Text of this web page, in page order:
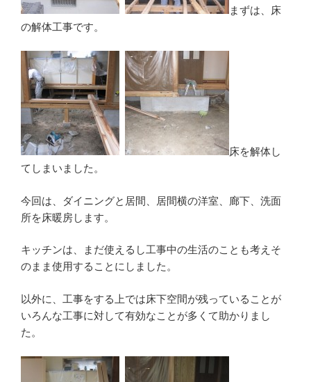
まずは、床
の解体工事です。
床を解体し
てしまいました。
今回は、ダイニングと居間、居間横の洋室、廊下、洗面
所を床暖房します。
キッチンは、まだ使えるし工事中の生活のことも考えそ
のまま使用することにしました。
以外に、工事をする上では床下空間が残っていることが
いろんな工事に対して有効なことが多くて助かりまし
た。